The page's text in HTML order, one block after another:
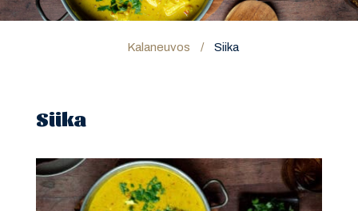
Kalaneuvos / Siika
Siika